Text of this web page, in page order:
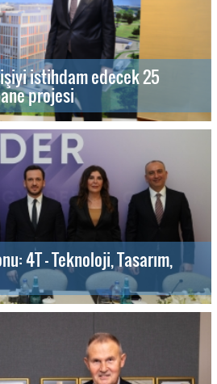
istihdam edecek 25
projesi
4T - Teknoloji, Tasarım,